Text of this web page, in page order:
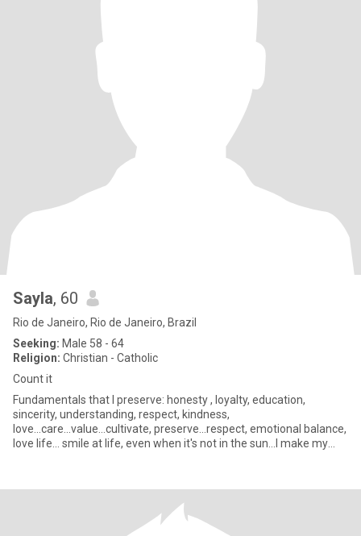
Sayla, 60
Rio de Janeiro, Rio de Janeiro, Brazil
Seeking: Male 58 - 64
Religion: Christian - Catholic
Count it
Fundamentals that I preserve: honesty , loyalty, education,
sincerity, understanding, respect, kindness,
love...care...value...cultivate, preserve...respect, emotional balance,
love life... smile at life, even when it's not in the sun...I make my